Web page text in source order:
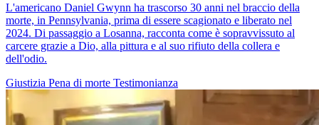
L'americano Daniel Gwynn ha trascorso 30 anni nel braccio della
morte, in Pennsylvania, prima di essere scagionato e liberato nel
2024. Di passaggio a Losanna, racconta come è sopravvissuto al
carcere grazie a Dio, alla pittura e al suo rifiuto della collera e
dell'odio.
Giustizia Pena di morte Testimonianza